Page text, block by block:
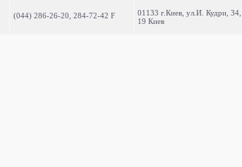
(044) 286-26-20, 284-72-42 F
01133 г.Киев, ул.И. Кудри, 34,
19 Киев